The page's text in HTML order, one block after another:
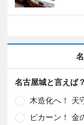
名古屋城と言えば？
木造化へ！ 天
ピカーン！ 金